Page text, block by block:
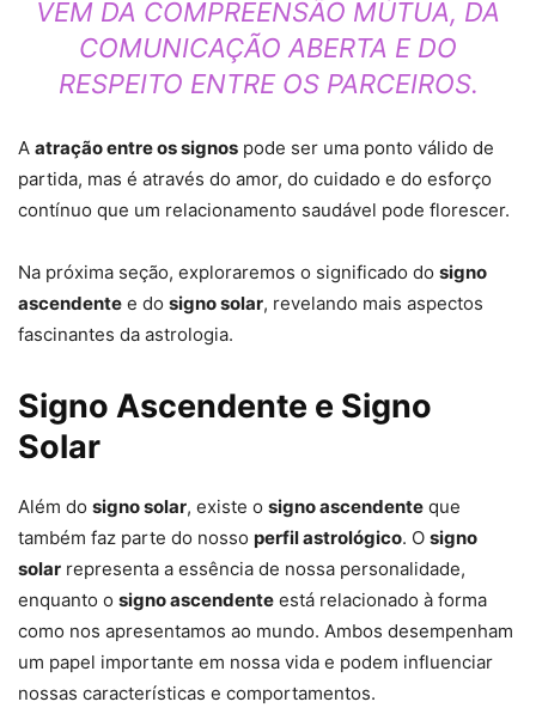
VEM DA COMPREENSÃO MÚTUA, DA
COMUNICAÇÃO ABERTA E DO
RESPEITO ENTRE OS PARCEIROS.
A atração entre os signos pode ser uma ponto válido de
partida, mas é através do amor, do cuidado e do esforço
contínuo que um relacionamento saudável pode florescer.
Na próxima seção, exploraremos o significado do signo
ascendente e do signo solar, revelando mais aspectos
fascinantes da astrologia.
Signo Ascendente e Signo
Solar
Além do signo solar, existe o signo ascendente que
também faz parte do nosso perfil astrológico. O signo
solar representa a essência de nossa personalidade,
enquanto o signo ascendente está relacionado à forma
como nos apresentamos ao mundo. Ambos desempenham
um papel importante em nossa vida e podem influenciar
nossas características e comportamentos.